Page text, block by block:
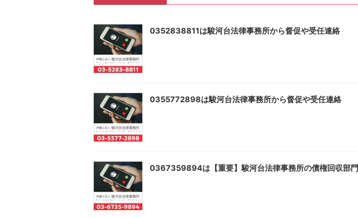
0352838811は駿河台法律事務所から督促や受任連絡
0355772898は駿河台法律事務所から督促や受任連絡
0367359894は【重要】駿河台法律事務所の債権回収部門